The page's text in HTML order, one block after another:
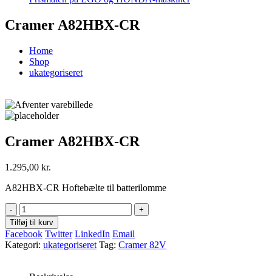
Cramer A82HBX-CR
Home
Shop
ukategoriseret
Cramer A82HBX-CR
1.295,00 kr.
A82HBX-CR Hoftebælte til batterilomme
-
+
Tilføj til kurv
Facebook Twitter LinkedIn Email
Kategori: ukategoriseret Tag: Cramer 82V